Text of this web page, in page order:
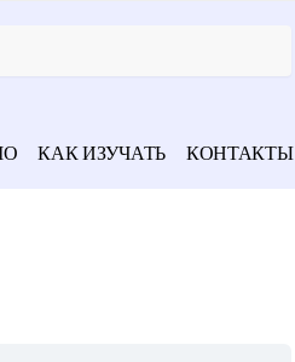
КАК ИЗУЧАТЬ КОНТАКТЫ